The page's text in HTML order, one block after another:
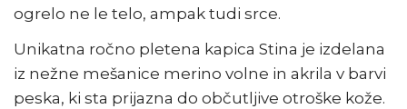
ogrelo ne le telo, ampak tudi srce.
Unikatna ročno pletena kapica Stina je izdelana
iz nežne mešanice merino volne in akrila v barvi
peska, ki sta prijazna do občutljive otroške kože.